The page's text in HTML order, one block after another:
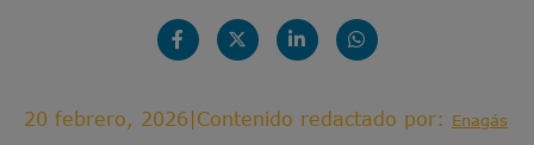
20 febrero, 2026 Contenido redactado por: Enagás